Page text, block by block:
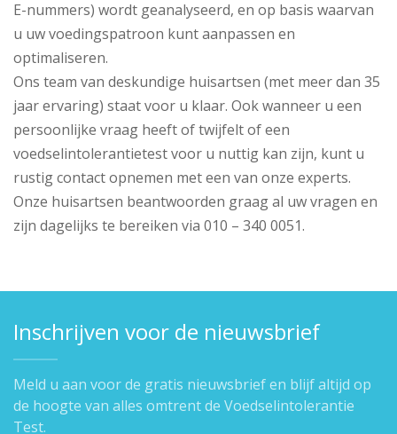
E-nummers) wordt geanalyseerd, en op basis waarvan
u uw voedingspatroon kunt aanpassen en
optimaliseren.
Ons team van deskundige huisartsen (met meer dan 35
jaar ervaring) staat voor u klaar. Ook wanneer u een
persoonlijke vraag heeft of twijfelt of een
voedselintolerantietest voor u nuttig kan zijn, kunt u
rustig contact opnemen met een van onze experts.
Onze huisartsen beantwoorden graag al uw vragen en
zijn dagelijks te bereiken via 010 – 340 0051.
Inschrijven voor de nieuwsbrief
Meld u aan voor de gratis nieuwsbrief en blijf altijd op
de hoogte van alles omtrent de Voedselintolerantie
Test.